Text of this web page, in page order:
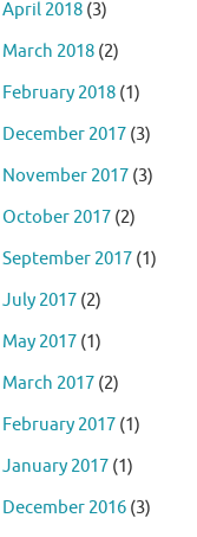
April 2018 (3)
March 2018 (2)
February 2018 (1)
December 2017 (3)
November 2017 (3)
October 2017 (2)
September 2017 (1)
July 2017 (2)
May 2017 (1)
March 2017 (2)
February 2017 (1)
January 2017 (1)
December 2016 (3)